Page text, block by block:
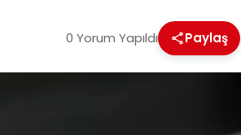
0 Yorum Yapıldı Paylaş